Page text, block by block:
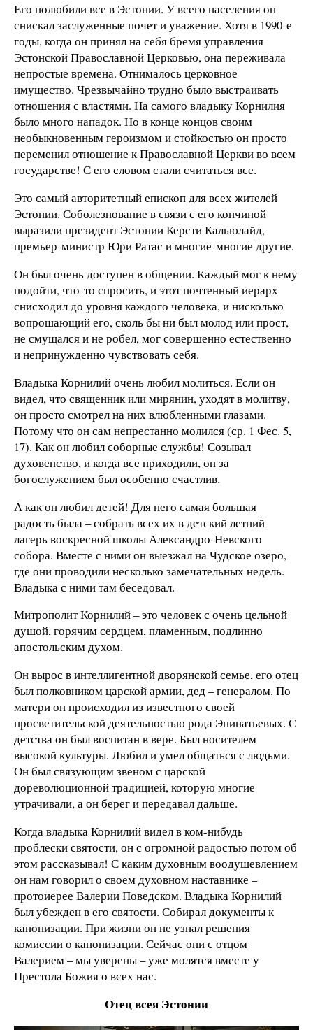
Его полюбили все в Эстонии. У всего населения он
снискал заслуженные почет и уважение. Хотя в 1990-е
годы, когда он принял на себя бремя управления
Эстонской Православной Церковью, она переживала
непростые времена. Отнималось церковное
имущество. Чрезвычайно трудно было выстраивать
отношения с властями. На самого владыку Корнилия
было много нападок. Но в конце концов своим
необыкновенным героизмом и стойкостью он просто
переменил отношение к Православной Церкви во всем
государстве! С его словом стали считаться все.
Это самый авторитетный епископ для всех жителей
Эстонии. Соболезнование в связи с его кончиной
выразили президент Эстонии Керсти Кальюлайд,
премьер-министр Юри Ратас и многие-многие другие.
Он был очень доступен в общении. Каждый мог к нему
подойти, что-то спросить, и этот почтенный иерарх
снисходил до уровня каждого человека, и нисколько
вопрошающий его, сколь бы ни был молод или прост,
не смущался и не робел, мог совершенно естественно
и непринужденно чувствовать себя.
Владыка Корнилий очень любил молиться. Если он
видел, что священник или мирянин, уходят в молитву,
он просто смотрел на них влюбленными глазами.
Потому что он сам непрестанно молился (ср. 1 Фес. 5,
17). Как он любил соборные службы! Созывал
духовенство, и когда все приходили, он за
богослужением был особенно счастлив.
А как он любил детей! Для него самая большая
радость была – собрать всех их в детский летний
лагерь воскресной школы Александро-Невского
собора. Вместе с ними он выезжал на Чудское озеро,
где они проводили несколько замечательных недель.
Владыка с ними там беседовал.
Митрополит Корнилий – это человек с очень цельной
душой, горячим сердцем, пламенным, подлинно
апостольским духом.
Он вырос в интеллигентной дворянской семье, его отец
был полковником царской армии, дед – генералом. По
матери он происходил из известного своей
просветительской деятельностью рода Эпинатьевых. С
детства он был воспитан в вере. Был носителем
высокой культуры. Любил и умел общаться с людьми.
Он был связующим звеном с царской
дореволюционной традицией, которую многие
утрачивали, а он берег и передавал дальше.
Когда владыка Корнилий видел в ком-нибудь
проблески святости, он с огромной радостью потом об
этом рассказывал! С каким духовным воодушевлением
он нам говорил о своем духовном наставнике –
протоиерее Валерии Поведском. Владыка Корнилий
был убежден в его святости. Собирал документы к
канонизации. При жизни он не узнал решения
комиссии о канонизации. Сейчас они с отцом
Валерием – мы уверены – уже молятся вместе у
Престола Божия о всех нас.
Отец всея Эстонии